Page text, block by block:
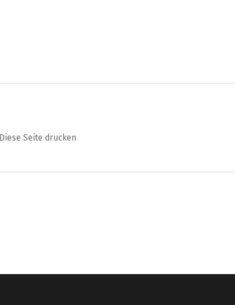
Diese Seite drucken